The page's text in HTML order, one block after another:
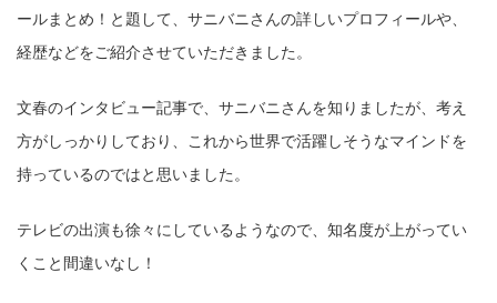
ールまとめ！と題して、サニバニさんの詳しいプロフィールや、
経歴などをご紹介させていただきました。
文春のインタビュー記事で、サニバニさんを知りましたが、考え
方がしっかりしており、これから世界で活躍しそうなマインドを
持っているのではと思いました。
テレビの出演も徐々にしているようなので、知名度が上がってい
くこと間違いなし！